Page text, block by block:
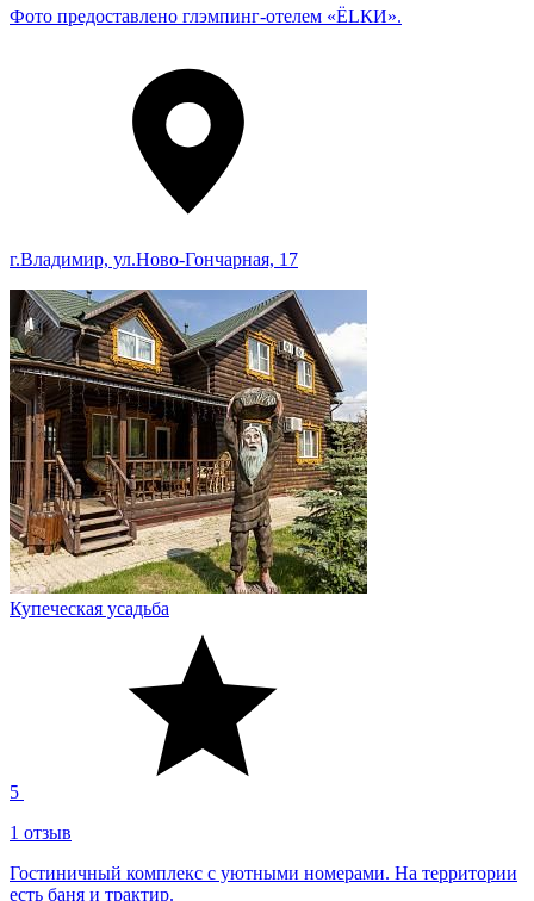
Фото предоставлено глэмпинг-отелем «ЁLКИ».
г.Владимир, ул.Ново-Гончарная, 17
Купеческая усадьба
5
1 отзыв
Гостиничный комплекс с уютными номерами. На территории
есть баня и трактир.